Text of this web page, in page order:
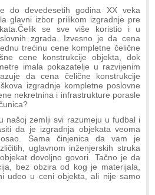
do devedesetih godina XX veka
glavni izbor prilikom izgradnje pre
se sve više koristio i u
zgrada. Izvesno je da cena
trećinu cene kompletne čelične
cene konstrukcije objekta, dok
imala pokazatelje u razvijenim
da cena čelične konstrukcije
izgradnje kompletne poslovne
nekretnina i infrastrukture porasle
našoj zemlji svi razumeju u fudbal i
da je izgradnja objekata veoma
Sama činjenica da vam je
uglavnom inženjerskih struka
dovoljno govori. Tačno je da
bez obzira od kog je materijala,
udeo u ceni objekta, ali nije samo